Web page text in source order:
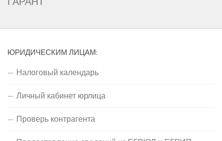
ЮРИДИЧЕСКИМ ЛИЦАМ:
Налоговый календарь
Личный кабинет юрлица
Проверь контрагента